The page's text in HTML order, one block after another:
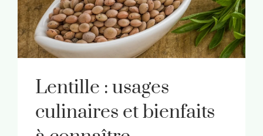
Lentille : usages
culinaires et bienfaits